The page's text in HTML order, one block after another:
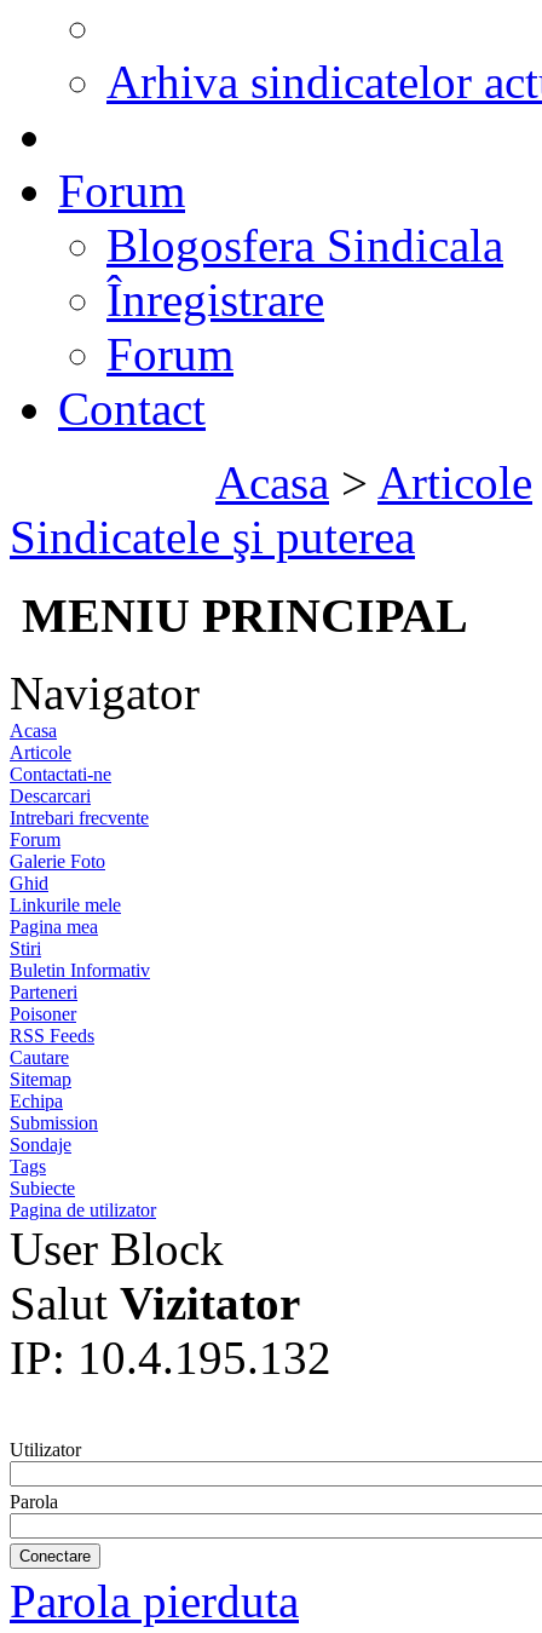
Arhiva sindicatelor
Forum
Blogosfera Sindicala
Înregistrare
Forum
Contact
Acasa > Articole
Sindicatele şi puterea
MENIU PRINCIPAL
Navigator
Acasa
Articole
Contactati-ne
Descarcari
Intrebari frecvente
Forum
Galerie Foto
Ghid
Linkurile mele
Pagina mea
Stiri
Buletin Informativ
Parteneri
Poisoner
RSS Feeds
Cautare
Sitemap
Echipa
Submission
Sondaje
Tags
Subiecte
Pagina de utilizator
User Block
Salut Vizitator
IP: 10.4.195.132
Utilizator
Parola
Parola pierduta